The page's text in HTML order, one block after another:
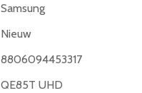
Samsung
Nieuw
8806094453317
QE85T UHD